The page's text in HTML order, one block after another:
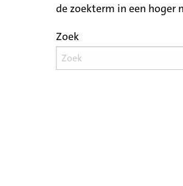
de zoekterm in een hoger
Zoek